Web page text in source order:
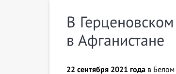
В
в Афганистане
22 сентября 2021 года в Белом